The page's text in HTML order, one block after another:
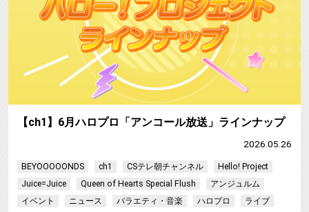
【ch1】6月ハロプロ「アンコール放送」ラインナップ
2026.05.26
BEYOOOOONDS ch1 CSテレ朝チャンネル
Hello! Project
Juice=Juice
Queen of Hearts Special Flush
アンジュルム
イベント
ニュース バラエティ・音楽 ハロプロ
ライブ